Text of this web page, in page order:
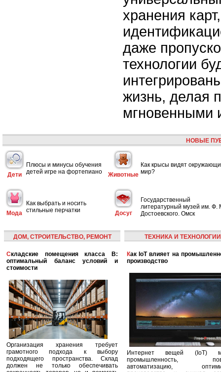
хранения карт,
даже
технологии
жизнь, делая
мгновенными
НОВЫЕ
Дети
Плюсы и минусы обучения
детей игре на фортепиано
Животные
Как крысы видят
мир?
Мода
Как выбрать и носить
стильные перчатки
Досуг
Государственный
литературный музей им. Ф.
Достоевского. Омск
ДОМ, СТРОИТЕЛЬСТВО, РЕМОНТ
Складские помещения класса B:
оптимальный баланс условий и
стоимости
Организация хранения требует
грамотного подхода к выбору
подходящего пространства. Склад
должен не только обеспечивать
ТЕХНИКА И ТЕХНОЛОГИИ
Как IoT влияет на промышленность и
производство
Интернет вещей (IoT)
промышленность,
автоматизацию,